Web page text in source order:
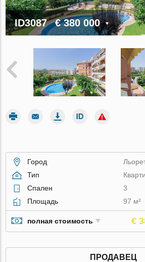
ID3087 € 380 000
Город
Тип
Спален
3
Площадь
97 м²
полная стоимость €
ПРОДАВЕЦ